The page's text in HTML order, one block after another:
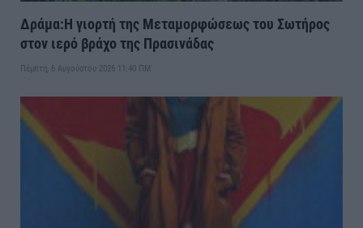
Δράμα:Η γιορτή της Μεταμορφώσεως του Σωτήρος
στον ιερό βράχο της Πρασινάδας
Πέμπτη, 6 Αυγούστου 2026 11:40 ΠΜ